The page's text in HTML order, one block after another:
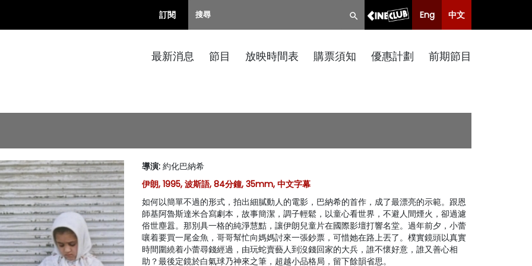
訂閱 Eng 中文
最新消息 節目 放映時間表 購票須知 優惠計劃 前期節目
導演: 約化巴納希
伊朗, 1995, 波斯語, 84分鐘, 35mm, 中文字幕
如何以簡單不過的形式，拍出細膩動人的電影，巴納希的首作，成了最漂亮的示範。跟恩
師基阿魯斯達米合寫劇本，故事簡潔，調子輕鬆，以童心看世界，不避人間煙火，卻過濾
俗世塵囂。那別具一格的純淨慧黠，讓伊朗兒童片在國際影壇打響名堂。過年前夕，小蕾
嚷着要買一尾金魚，哥哥幫忙向媽媽討來一張鈔票，可惜她在路上丟了。樸實鏡頭以真實
時間圍繞着小蕾尋錢經過，由玩蛇賣藝人到沒錢回家的大兵，誰不懷好意，誰又善心相
助？最後定鏡於白氣球乃神來之筆，超越小品格局，留下餘韻省思。